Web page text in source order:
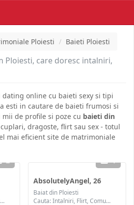
Ploiesti Baieti Ploiesti
Ploiesti, care doresc intalniri,
dating online cu baieti sexy si tipi
esti in cautare de baieti frumosi si
de profile si poze cu baieti din
dragoste, flirt sau sex - totul
mai eficient site de matrimoniale
2
Cauta: Intalniri, Flirt, Comunicare / chat, Prietenie, Casatorie
1
AbsolutelyAngel, 26
Baiat din Ploiesti
Cauta: Intalniri, Flirt, Comunicare / chat, Prietenie, Casatorie